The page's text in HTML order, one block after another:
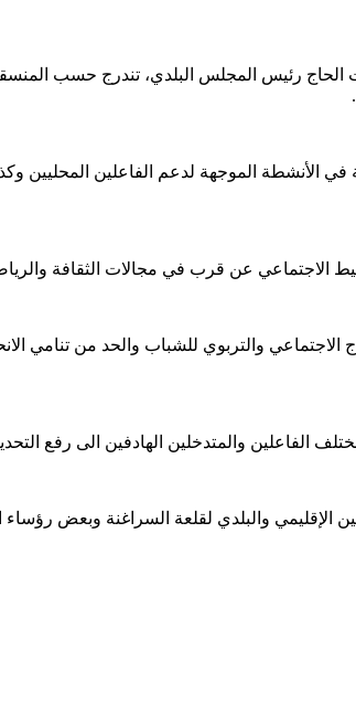
الحاج رئيس المجلس البلدي، تندرج حسب
الأنشطة الموجهة لدعم الفاعلين المحليين
الاجتماعي عن قرب في مجالات الثقافة
الاجتماعي والتربوي للشباب والحد من تنامي
الفاعلين والمتدخلين الهادفين الى رفع
الإقليمي والبلدي لقلعة السراغنة وبعض